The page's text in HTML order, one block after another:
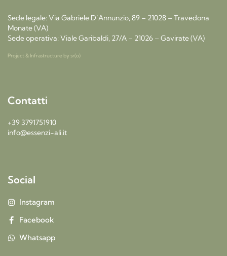
Sede legale: Via Gabriele D’Annunzio, 89 – 21028 – Travedona
Monate (VA)
Sede operativa: Viale Garibaldi, 27/A – 21026 – Gavirate (VA)
Project & Infrastructure by sr(o)
Contatti
+39 3791751910
info@essenzi-ali.it
Social
Instagram
Facebook
Whatsapp